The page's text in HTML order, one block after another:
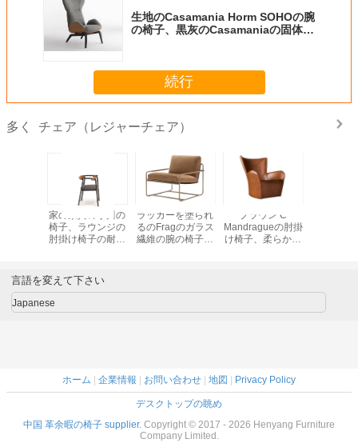
生地のCasamania Horm SOHOの腕
の椅子、黒灰のCasamaniaの固体椅
続行
多く チェア（レジャーチェア）
家の家具の小川の
椅子、ラウンジの
肘掛け椅子の耐久
ラッカーを塗られ
るのFragのガラス
繊維の腕の椅子の
ブラウン C
Mandragueの肘掛
け椅子、柔らかい
言語を変えて下さい
Japanese
ホーム | 企業情報 | お問い合わせ | 地図 | Privacy Policy
デスクトップの眺め
中国 革余暇の椅子 supplier. Copyright © 2017 - 2026 Henyang Furniture
Company Limited.